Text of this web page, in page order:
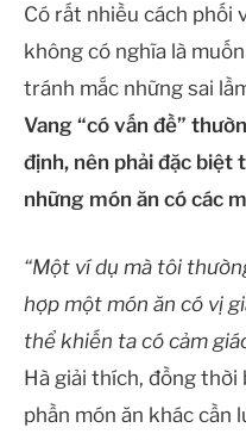
Có rất nhiều cách phối
không có nghĩa là
tránh mắc những sai
Vang “có vấn đề”
định, nên phải đặc
những món ăn có các
“Một ví dụ mà tôi
hợp một món ăn có vị
thể khiến ta có cảm
Hà giải thích, đồng
phần món ăn khác cần